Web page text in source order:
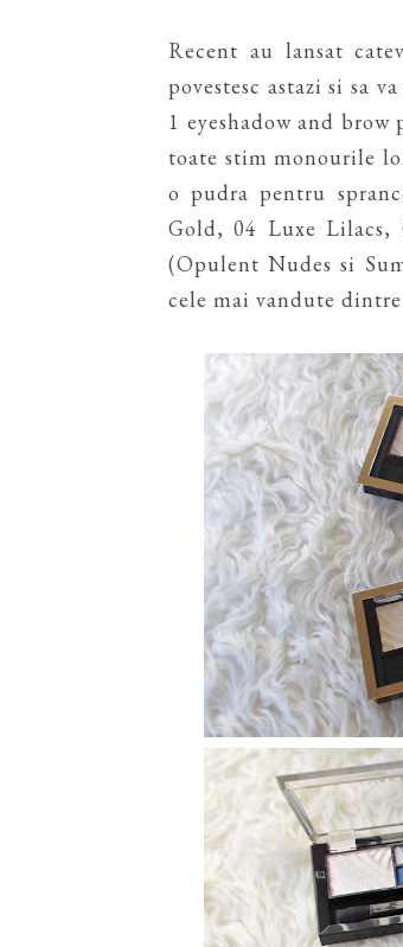
Recent au lansat
povestesc astazi si sa
1 eyeshadow and
toate stim monourile
o pudra pentru
Gold, 04 Luxe Lilacs,
(Opulent Nudes si
cele mai vandute